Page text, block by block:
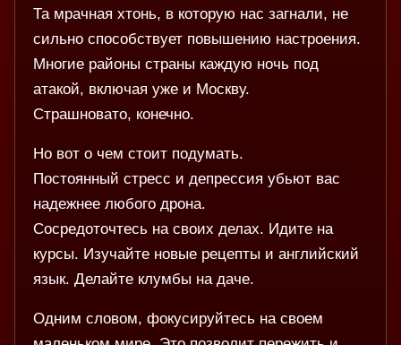
Та мрачная хтонь, в которую нас загнали, не
сильно способствует повышению настроения.
Многие районы страны каждую ночь под
атакой, включая уже и Москву.
Страшновато, конечно.
Но вот о чем стоит подумать.
Постоянный стресс и депрессия убьют вас
надежнее любого дрона.
Сосредоточтесь на своих делах. Идите на
курсы. Изучайте новые рецепты и английский
язык. Делайте клумбы на даче.
Одним словом, фокусируйтесь на своем